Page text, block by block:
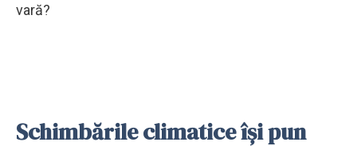
vară?
Schimbările climatice își pun